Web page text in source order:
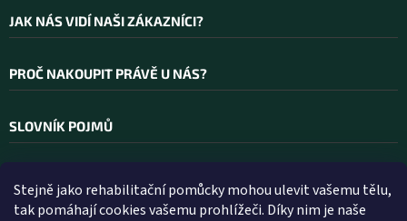
Stejně jako rehabilitační pomůcky mohou ulevit vašemu tělu,
tak pomáhají cookies vašemu prohlížeči. Díky nim je naše
JAK NÁS VIDÍ NAŠI ZÁKAZNÍCI?
PROČ NAKOUPIT PRÁVĚ U NÁS?
SLOVNÍK POJMŮ
Kontakt